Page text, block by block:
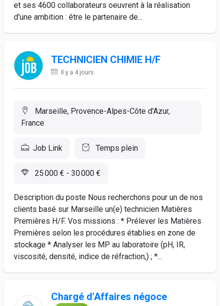
et ses 4600 collaborateurs oeuvrent à la réalisation
d'une ambition : être le partenaire de...
TECHNICIEN CHIMIE H/F
Il y a 4 jours
Marseille, Provence-Alpes-Côte d'Azur,
France
Job Link Temps plein
25 000 € - 30 000 €
Description du poste Nous recherchons pour un de nos
clients basé sur Marseille un(e) technicien Matières
Premières H/F. Vos missions : * Prélever les Matières
Premières selon les procédures établies en zone de
stockage * Analyser les MP au laboratoire (pH, IR,
viscosité, densité, indice de réfraction,) ; *...
Chargé d'Affaires négoce